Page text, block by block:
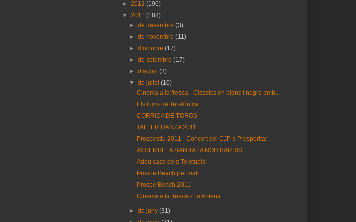
► 2012 (196)
▼ 2011 (188)
►de desembre(3)
►de novembre(11)
►d’octubre(17)
►de setembre(17)
►d’agost(3)
▼de juliol(10)
Cinema a la fresca - Clàssics en blanc i negre amb...
Els fums de Telefónica
CORRIDA DE TOROS
TALLER DANZA 2011
Prospestiu 2011 - Concert del CJP a Prosperitat
ASSEMBLEA SANITAT A NOU BARRIS
Adéu casa dels Teletubis!
Prospe Beach pel mati
Prospe Beach 2011
Cinema a la fresca - La Antena
►de juny(31)